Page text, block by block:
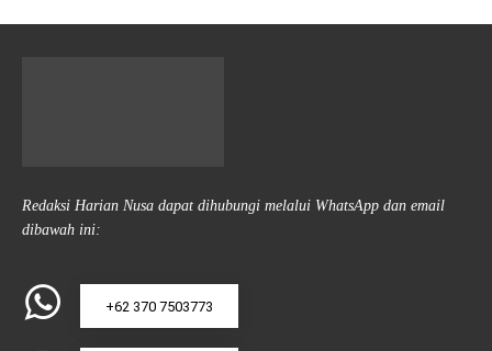
Redaksi Harian Nusa dapat dihubungi melalui WhatsApp dan email
dibawah ini:
+62 370 7503773